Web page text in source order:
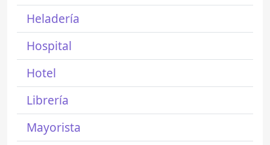
Heladería
Hospital
Hotel
Librería
Mayorista